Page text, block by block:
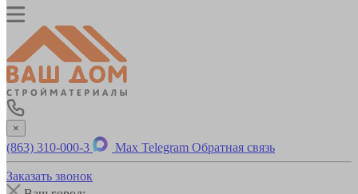
×
(863) 310-000-3 Max Telegram Обратная связь
Заказать звонок